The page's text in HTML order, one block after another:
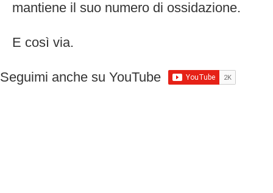
mantiene il suo numero di ossidazione.
E così via.
Seguimi anche su YouTube